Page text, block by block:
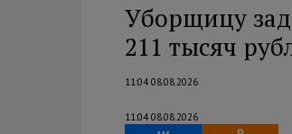
Уборщицу
211 тысяч
11:04 08.08.2026
11:04 08.08.2026